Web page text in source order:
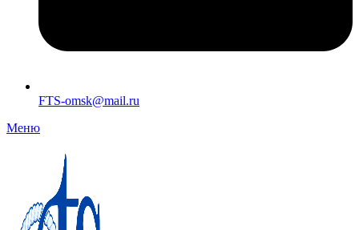
FTS-omsk@mail.ru
Меню